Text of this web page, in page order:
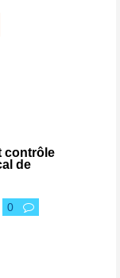
contrôle
de
0